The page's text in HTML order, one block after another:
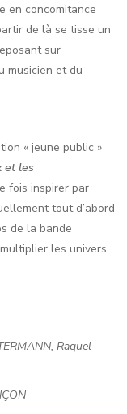
en concomitance
de là se tisse un
sur
musicien et du
« jeune public »
et les
fois inspirer par
tout d’abord
de la bande
les univers
Raquel